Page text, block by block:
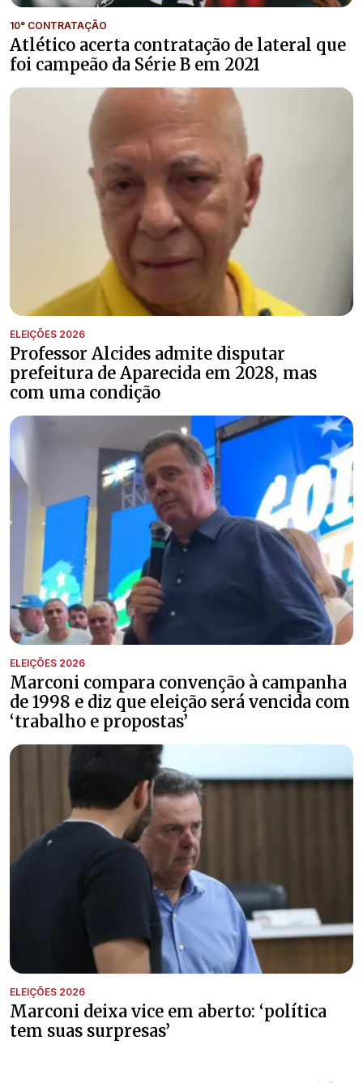
10° CONTRATAÇÃO
Atlético acerta contratação de lateral que
foi campeão da Série B em 2021
ELEIÇÕES 2026
Professor Alcides admite disputar
prefeitura de Aparecida em 2028, mas
com uma condição
ELEIÇÕES 2026
Marconi compara convenção à campanha
de 1998 e diz que eleição será vencida com
‘trabalho e propostas’
ELEIÇÕES 2026
Marconi deixa vice em aberto: ‘política
tem suas surpresas’